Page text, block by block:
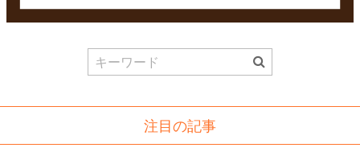
for:
注目の記事